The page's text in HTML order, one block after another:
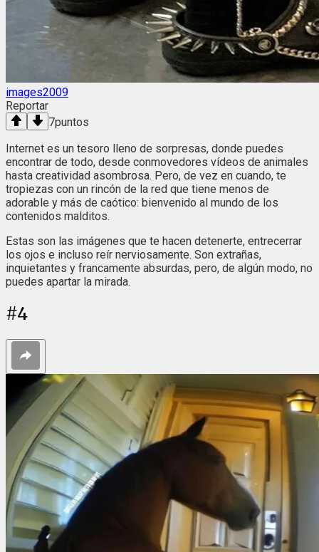
images2009
Reportar
7puntos
Internet es un tesoro lleno de sorpresas, donde puedes
encontrar de todo, desde conmovedores vídeos de animales
hasta creatividad asombrosa. Pero, de vez en cuando, te
tropiezas con un rincón de la red que tiene menos de
adorable y más de caótico: bienvenido al mundo de los
contenidos malditos.
Estas son las imágenes que te hacen detenerte, entrecerrar
los ojos e incluso reír nerviosamente. Son extrañas,
inquietantes y francamente absurdas, pero, de algún modo, no
puedes apartar la mirada.
#4